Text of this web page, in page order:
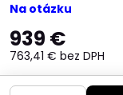
Na otázku
939 €
763,41 € bez DPH